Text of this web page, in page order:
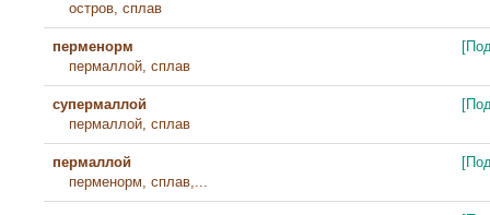
остров, сплав
перменорм
пермаллой, сплав
супермаллой
пермаллой, сплав
пермаллой
перменорм, сплав,...